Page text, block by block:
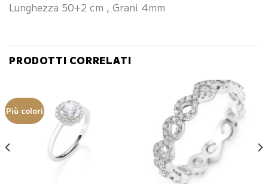
Lunghezza 50+2 cm , Grani 4mm
PRODOTTI CORRELATI
Più colori